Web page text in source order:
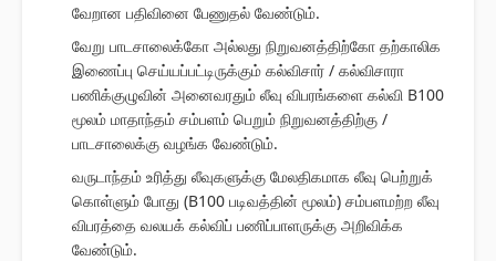
வேறான பதிவினை பேணுதல் வேண்டும்.
வேறு பாடசாலைக்கோ அல்லது நிறுவனத்திற்கோ தற்காலிக
இணைப்பு செய்யப்பட்டிருக்கும் கல்விசார் / கல்விசாரா
பணிக்குழுவின் அனைவரதும் லீவு விபரங்களை கல்வி B100
மூலம் மாதாந்தம் சம்பளம் பெறும் நிறுவனத்திற்கு /
பாடசாலைக்கு வழங்க வேண்டும்.
வருடாந்தம் உரித்து லீவுகளுக்கு மேலதிகமாக லீவு பெற்றுக்
கொள்ளும் போது (B100 படிவத்தின் மூலம்) சம்பளமற்ற லீவு
விபரத்தை வலயக் கல்விப் பணிப்பாளருக்கு அறிவிக்க
வேண்டும்.